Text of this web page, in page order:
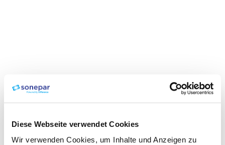
Diese Webseite verwendet Cookies
Wir verwenden Cookies, um Inhalte und Anzeigen zu